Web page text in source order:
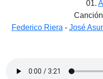
01.
Federico Riera - José